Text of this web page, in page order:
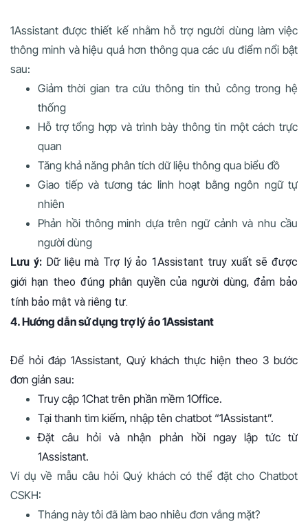
1Assistant được thiết kế nhằm hỗ trợ người dùng làm việc
thông minh và hiệu quả hơn thông qua các ưu điểm nổi bật
sau:
Giảm thời gian tra cứu thông tin thủ công trong hệ
thống
Hỗ trợ tổng hợp và trình bày thông tin một cách trực
quan
Tăng khả năng phân tích dữ liệu thông qua biểu đồ
Giao tiếp và tương tác linh hoạt bằng ngôn ngữ tự
nhiên
Phản hồi thông minh dựa trên ngữ cảnh và nhu cầu
người dùng
Lưu ý:Dữ liệu mà Trợ lý ảo 1Assistant truy xuất sẽ được
giới hạn theo đúng phân quyền của người dùng, đảm bảo
tính bảo mật và riêng tư.
4. Hướng dẫn sử dụng trợ lý ảo 1Assistant
Để hỏi đáp 1Assistant, Quý khách thực hiện theo 3 bước
đơn giản sau:
Truy cập 1Chat trên phần mềm 1Office.
Tại thanh tìm kiếm, nhập tên chatbot “1Assistant”.
Đặt câu hỏi và nhận phản hồi ngay lập tức từ
1Assistant.
Ví dụ về mẫu câu hỏi Quý khách có thể đặt cho Chatbot
CSKH:
Tháng này tôi đã làm bao nhiêu đơn vắng mặt?